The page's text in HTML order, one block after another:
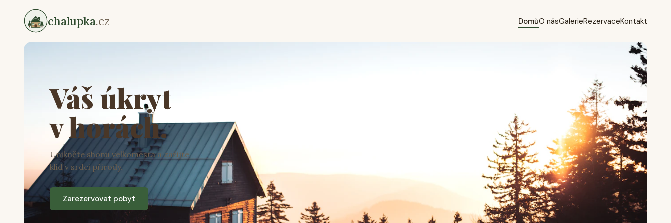
chalupka.cz DomůO násGalerieRezervaceKontakt
Váš úkryt
v horách.
Unikněte shonu velkoměsta a zažijte
klid v srdci přírody.
Zarezervovat pobyt